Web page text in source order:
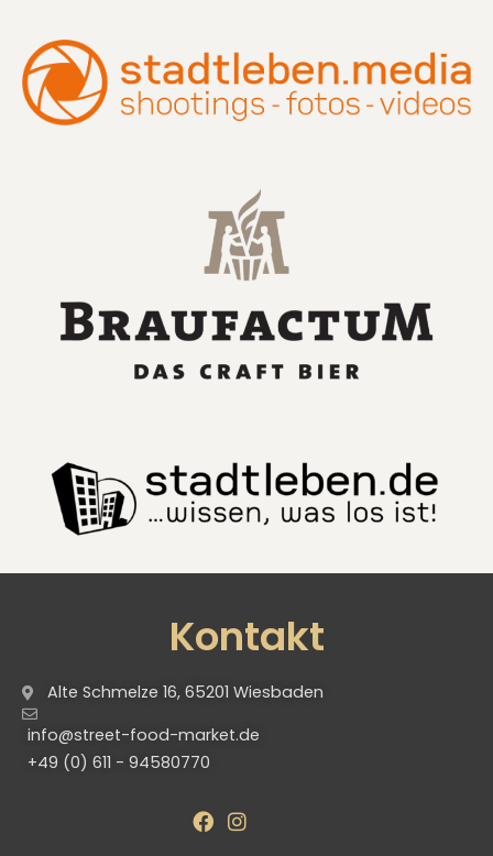
Kontakt
Alte Schmelze 16, 65201 Wiesbaden
info@street-food-market.de
+49 (0) 611 - 94580770